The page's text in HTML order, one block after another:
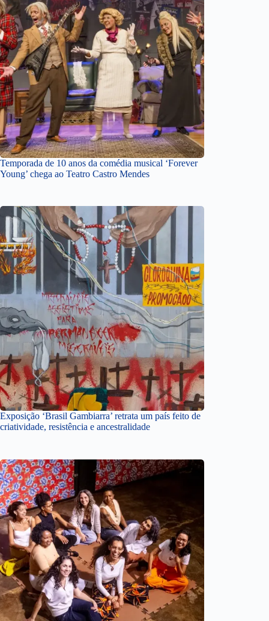
Temporada de 10 anos da comédia musical ‘Forever
Young’ chega ao Teatro Castro Mendes
Exposição ‘Brasil Gambiarra’ retrata um país feito de
criatividade, resistência e ancestralidade